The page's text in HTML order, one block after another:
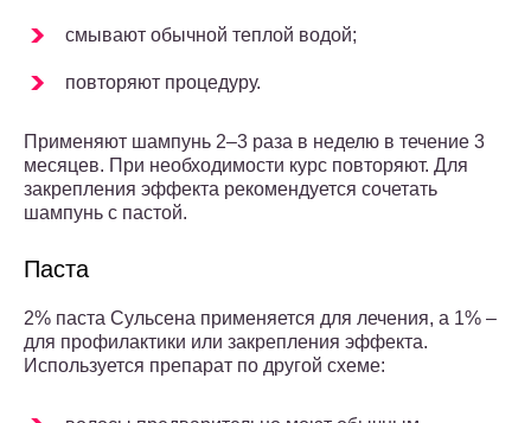
смывают обычной теплой водой;
повторяют процедуру.
Применяют шампунь 2–3 раза в неделю в течение 3
месяцев. При необходимости курс повторяют. Для
закрепления эффекта рекомендуется сочетать
шампунь с пастой.
Паста
2% паста Сульсена применяется для лечения, а 1% –
для профилактики или закрепления эффекта.
Используется препарат по другой схеме: